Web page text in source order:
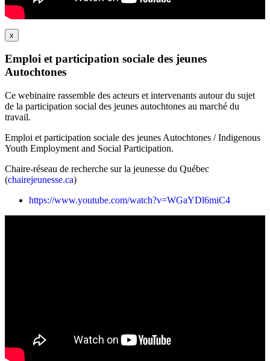
x
Emploi et participation sociale des jeunes
Autochtones
Ce webinaire rassemble des acteurs et intervenants autour du sujet
de la participation social des jeunes autochtones au marché du
travail.
Emploi et participation sociale des jeunes Autochtones / Indigenous
Youth Employment and Social Participation.
Chaire-réseau de recherche sur la jeunesse du Québec
(chairejeunesse.ca)
https://www.youtube.com/watch?v=WGaYDl6miC4